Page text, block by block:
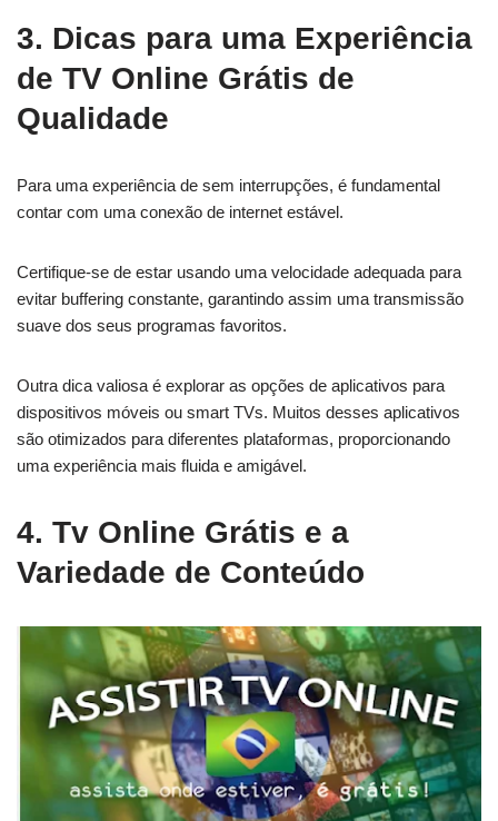
3. Dicas para uma Experiência
de TV Online Grátis de
Qualidade
Para uma experiência de sem interrupções, é fundamental
contar com uma conexão de internet estável.
Certifique-se de estar usando uma velocidade adequada para
evitar buffering constante, garantindo assim uma transmissão
suave dos seus programas favoritos.
Outra dica valiosa é explorar as opções de aplicativos para
dispositivos móveis ou smart TVs. Muitos desses aplicativos
são otimizados para diferentes plataformas, proporcionando
uma experiência mais fluida e amigável.
4. Tv Online Grátis e a
Variedade de Conteúdo